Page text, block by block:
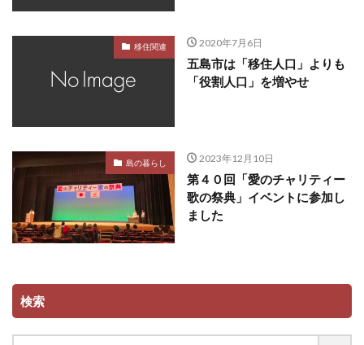
移住関連 2020年7月6日
五島市は「移住人口」よりも
「役割人口」を増やせ
島の暮らし 2023年12月10日
第４０回「愛のチャリティー
歌の祭典」イベントに参加し
ました
検索